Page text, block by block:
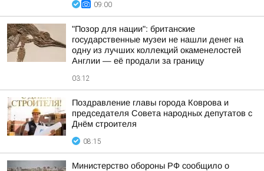
09:00
"Позор для нации": британские
государственные музеи не нашли денег на
одну из лучших коллекций окаменелостей
Англии — её продали за границу
03:12
Поздравление главы города Коврова и
председателя Совета народных депутатов с
Днём строителя
08:15
Министерство обороны РФ сообщило о